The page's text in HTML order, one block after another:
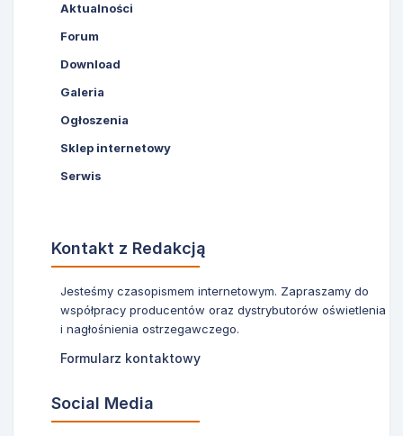
Aktualności
Forum
Download
Galeria
Ogłoszenia
Sklep internetowy
Serwis
Kontakt z Redakcją
Jesteśmy czasopismem internetowym. Zapraszamy do
współpracy producentów oraz dystrybutorów oświetlenia
i nagłośnienia ostrzegawczego.
Formularz kontaktowy
Social Media